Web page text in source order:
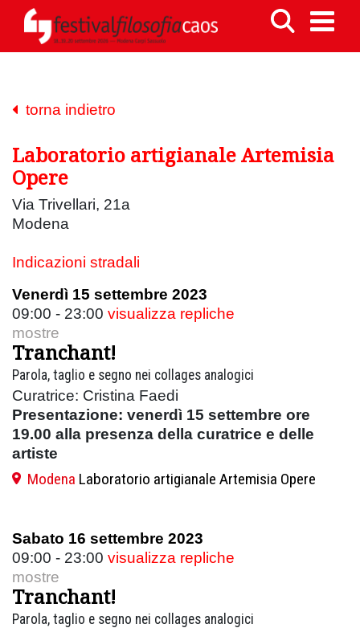
torna indietro
Laboratorio artigianale Artemisia
Opere
Via Trivellari, 21a
Modena
Indicazioni stradali
Venerdì 15 settembre 2023
09:00 - 23:00 visualizza repliche
mostre
Tranchant!
Parola, taglio e segno nei collages analogici
Curatrice: Cristina Faedi
Presentazione: venerdì 15 settembre ore
19.00 alla presenza della curatrice e delle
artiste
Modena Laboratorio artigianale Artemisia Opere
Sabato 16 settembre 2023
09:00 - 23:00 visualizza repliche
mostre
Tranchant!
Parola, taglio e segno nei collages analogici